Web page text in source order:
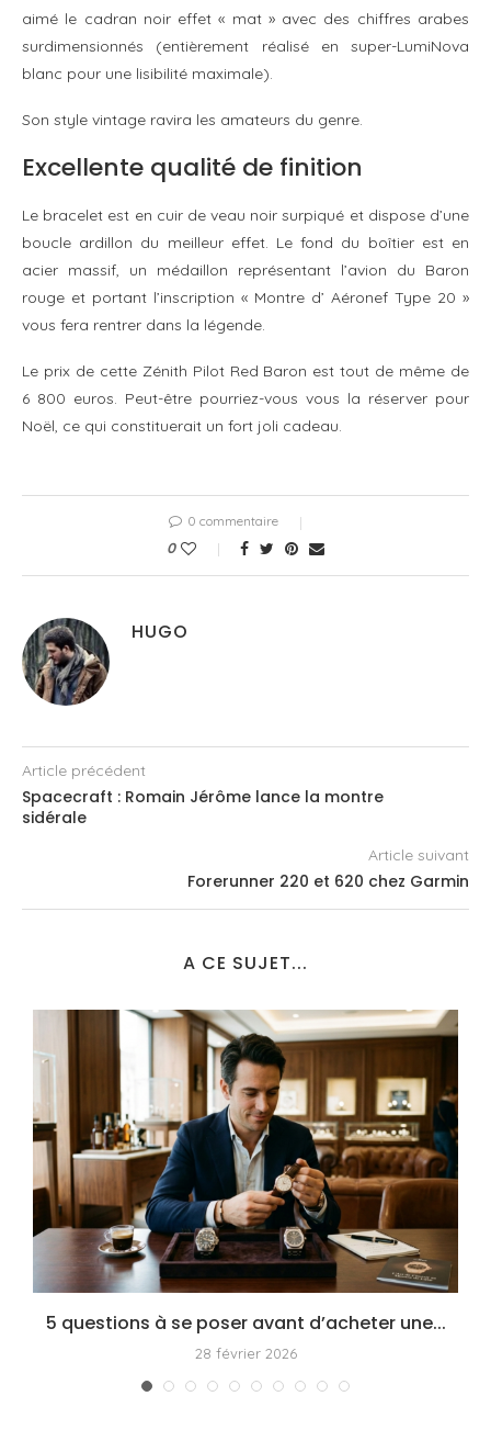
aimé le cadran noir effet « mat » avec des chiffres arabes
surdimensionnés (entièrement réalisé en super-LumiNova
blanc pour une lisibilité maximale).
Son style vintage ravira les amateurs du genre.
Excellente qualité de finition
Le bracelet est en cuir de veau noir surpiqué et dispose d’une
boucle ardillon du meilleur effet. Le fond du boîtier est en
acier massif, un médaillon représentant l’avion du Baron
rouge et portant l’inscription « Montre d’ Aéronef Type 20 »
vous fera rentrer dans la légende.
Le prix de cette Zénith Pilot Red Baron est tout de même de
6 800 euros. Peut-être pourriez-vous vous la réserver pour
Noël, ce qui constituerait un fort joli cadeau.
0 commentaire
0
HUGO
Article précédent
Spacecraft : Romain Jérôme lance la montre
sidérale
Article suivant
Forerunner 220 et 620 chez Garmin
A CE SUJET...
5 questions à se poser avant d’acheter une...
28 février 2026